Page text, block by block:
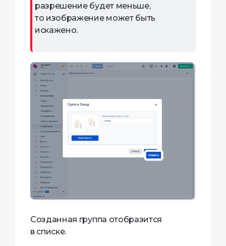
разрешение будет меньше,
то изображение может быть
искажено.
Созданная группа отобразится
в списке.